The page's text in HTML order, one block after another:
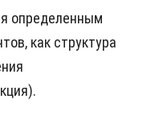
определенным
как структура